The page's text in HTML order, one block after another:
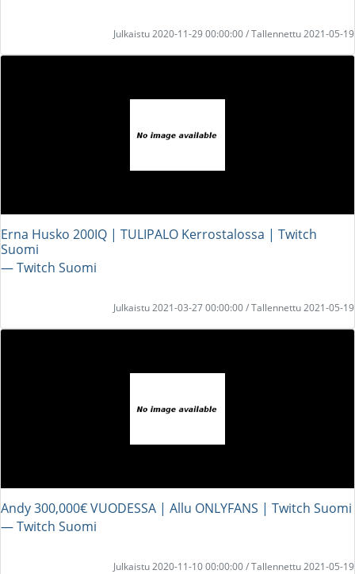
Julkaistu 2020-11-29 00:00:00 / Tallennettu 2021-05-19
Erna Husko 200IQ | TULIPALO Kerrostalossa | Twitch
Suomi
― Twitch Suomi
Julkaistu 2021-03-27 00:00:00 / Tallennettu 2021-05-19
Andy 300,000€ VUODESSA | Allu ONLYFANS | Twitch Suomi
― Twitch Suomi
Julkaistu 2020-11-10 00:00:00 / Tallennettu 2021-05-19